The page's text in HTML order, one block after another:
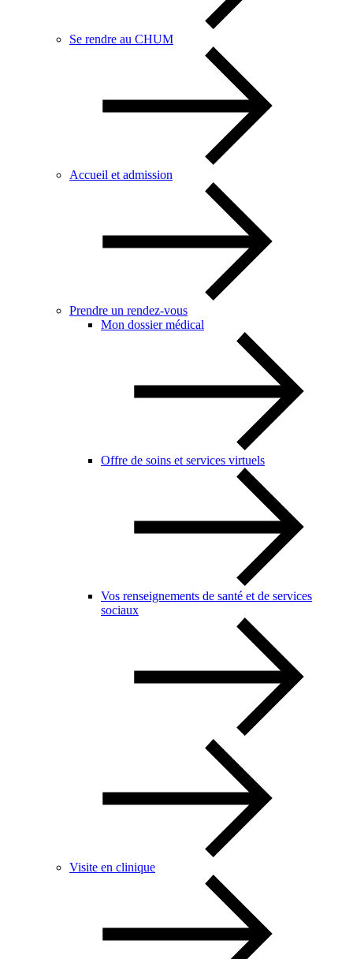
Se rendre au CHUM
Accueil et admission
Prendre un rendez-vous
Mon dossier médical
Offre de soins et services virtuels
Vos renseignements de santé et de services
sociaux
Visite en clinique